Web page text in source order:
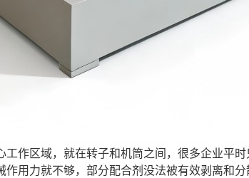
工作区域，就在转子和机筒之间，很多企业平
作用力就不够，部分配合剂没法被有效剥离和